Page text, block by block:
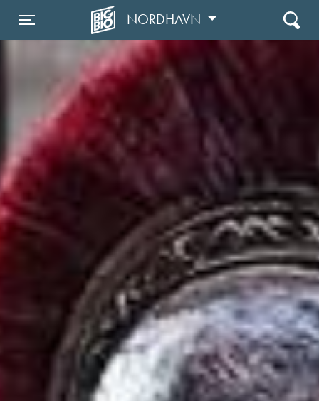
Toggle navigation
NORDHAVN